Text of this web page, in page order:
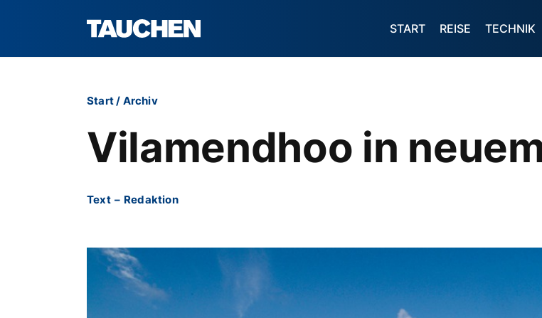
START REISE TECHNIK
Start/ Archiv
Vilamendhoo in
Text – Redaktion